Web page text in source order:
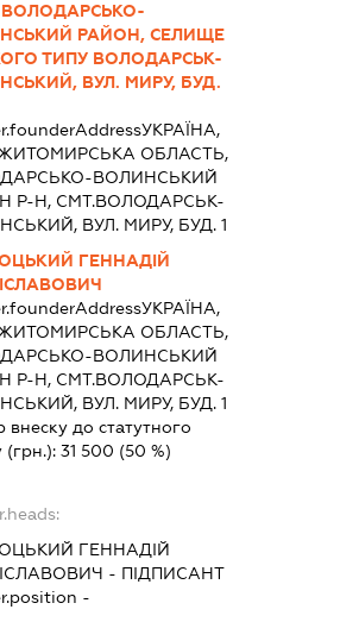
РАЙОН, СЕЛИЩЕ
ТИПУ ВОЛОДАРСЬК-
ВУЛ. МИРУ, БУД.
УКРАЇНА,
ЖИТОМИРСЬКА ОБЛАСТЬ,
ВОЛИНСЬКИЙ
Р-Н, СМТ.ВОЛОДАРСЬК-
ВУЛ. МИРУ, БУД. 1
ГЕННАДІЙ
УКРАЇНА,
ЖИТОМИРСЬКА ОБЛАСТЬ,
ВОЛИНСЬКИЙ
Р-Н, СМТ.ВОЛОДАРСЬК-
ВУЛ. МИРУ, БУД. 1
внеску до статутного
(грн.):31 500 (50 %)
ГЕННАДІЙ
- ПІДПИСАНТ
-